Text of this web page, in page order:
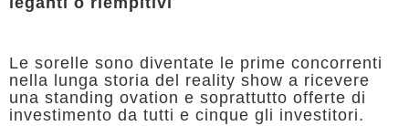
Le sorelle sono diventate le prime concorrenti
nella lunga storia del reality show a ricevere
una standing ovation e soprattutto offerte di
investimento da tutti e cinque gli investitori.